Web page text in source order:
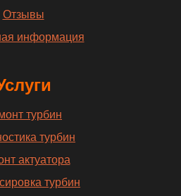
Отзывы
информация
турбин
турбин
актуатора
турбин